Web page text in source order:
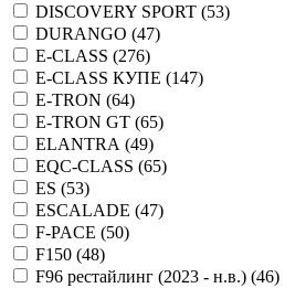
DISCOVERY SPORT (53)
DURANGO (47)
E-CLASS (276)
E-CLASS КУПЕ (147)
E-TRON (64)
E-TRON GT (65)
ELANTRA (49)
EQC-CLASS (65)
ES (53)
ESCALADE (47)
F-PACE (50)
F150 (48)
F96 рестайлинг (2023 - н.в.) (46)